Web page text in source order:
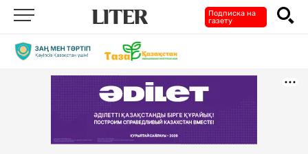
Подписка на
газету